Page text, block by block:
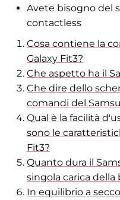
Avete bisogno del
contactless
Cosa contiene la
Galaxy Fit3?
Che aspetto ha il
Che dire dello
comandi del
Qual è la facilità
sono le
Fit3?
Quanto dura il
singola carica della
In equilibrio a secco